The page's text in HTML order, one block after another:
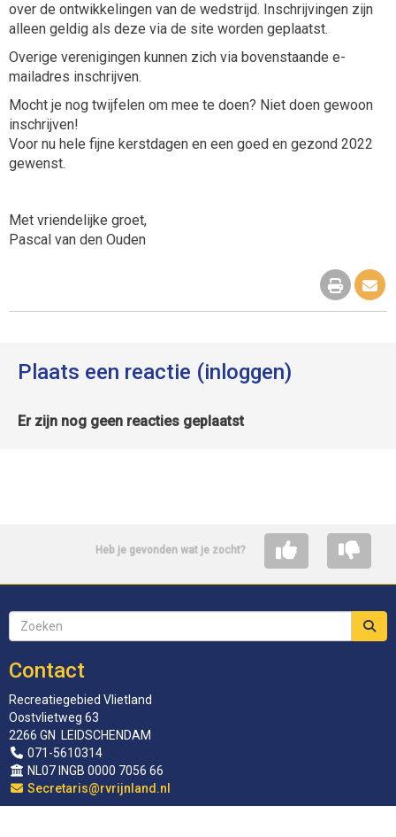
over de ontwikkelingen van de wedstrijd. Inschrijvingen zijn
alleen geldig als deze via de site worden geplaatst.
Overige verenigingen kunnen zich via bovenstaande e-
mailadres inschrijven.
Mocht je nog twijfelen om mee te doen? Niet doen gewoon
inschrijven!
Voor nu hele fijne kerstdagen en een goed en gezond 2022
gewenst.
Met vriendelijke groet,
Pascal van den Ouden
Plaats een reactie (inloggen)
Er zijn nog geen reacties geplaatst
Heb je gevonden wat je zocht?
Contact
Recreatiegebied Vlietland
Oostvlietweg 63
2266 GN LEIDSCHENDAM
071-5610314
NL07 INGB 0000 7056 66
siraterceS@rvrijnland.nl